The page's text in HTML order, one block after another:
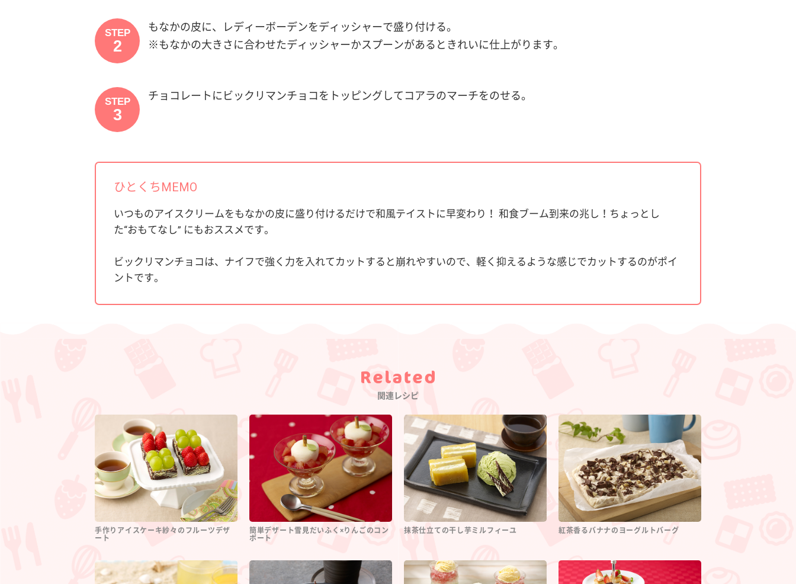
STEP
2
もなかの皮に、レディーボーデンをディッシャーで盛り付ける。
※もなかの大きさに合わせたディッシャーかスプーンがあるときれいに仕上がります。
STEP
3
チョコレートにビックリマンチョコをトッピングしてコアラのマーチをのせる。
ひとくちMEMO
いつものアイスクリームをもなかの皮に盛り付けるだけで和風テイストに早変わり！ 和食ブーム到来の兆し！ちょっとし
た“おもてなし” にもおススメです。
ビックリマンチョコは、ナイフで強く力を入れてカットすると崩れやすいので、軽く抑えるような感じでカットするのがポイ
ントです。
Category
関連レシピ
手作りアイスケーキ紗々のフルーツデザ
ート
簡単デザート雪見だいふく×りんごのコン
ポート
抹茶仕立ての干し芋ミルフィーユ 紅茶香るバナナのヨーグルトバーグ